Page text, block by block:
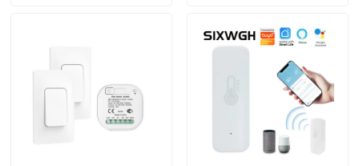
Fabrik-Ausflug
Qualitätskontrolle